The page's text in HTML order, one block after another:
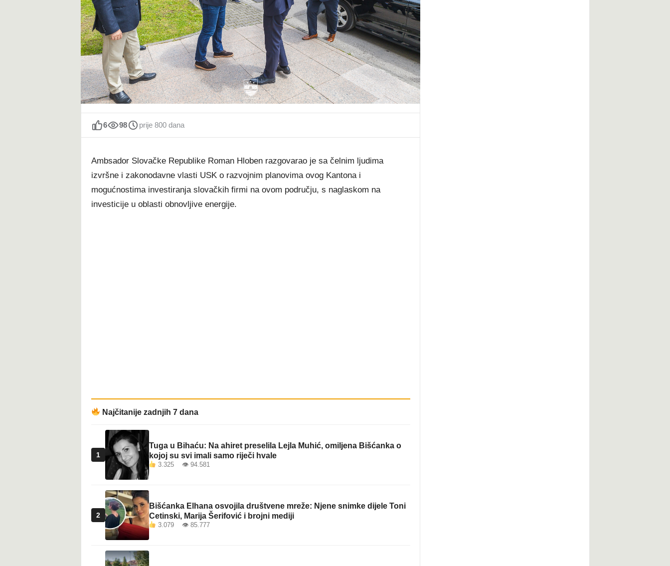
t
6 98 prije 800 dana
Ambsador Slovačke Republike Roman Hloben razgovarao je sa čelnim ljudima
izvršne i zakonodavne vlasti USK o razvojnim planovima ovog Kantona i
mogućnostima investiranja slovačkih firmi na ovom području, s naglaskom na
investicije u oblasti obnovljive energije.
Najčitanije zadnjih 7 dana
1
Tuga u Bihaću: Na ahiret preselila Lejla Muhić, omiljena Bišćanka o
kojoj su svi imali samo riječi hvale
3.325 👁 94.581
2
Bišćanka Elhana osvojila društvene mreže: Njene snimke dijele Toni
Cetinski, Marija Šerifović i brojni mediji
3.079 👁 85.777